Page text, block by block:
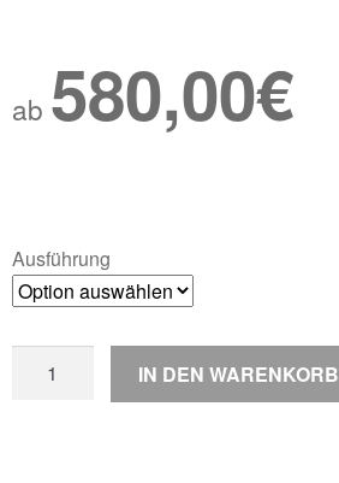
ab 580,00€
Ausführung
Motor
IN DEN WARENKORB